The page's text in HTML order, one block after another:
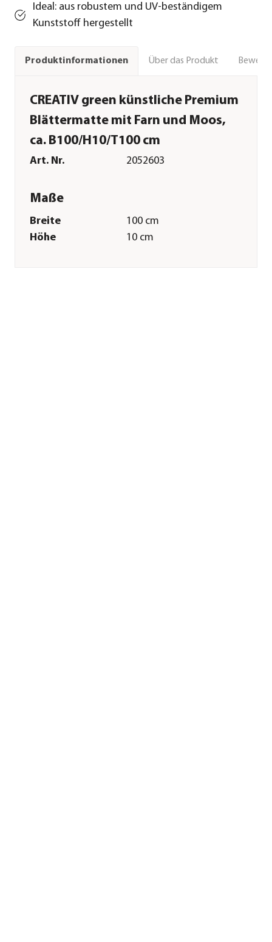
Ideal: aus robustem und UV-beständigem
Kunststoff hergestellt
Produktinformationen Über das Produkt
CREATIV green künstliche Premium
Blättermatte mit Farn und Moos,
ca. B100/H10/T100 cm
Art. Nr. 2052603
Maße
Breite
100 cm
Höhe
10 cm